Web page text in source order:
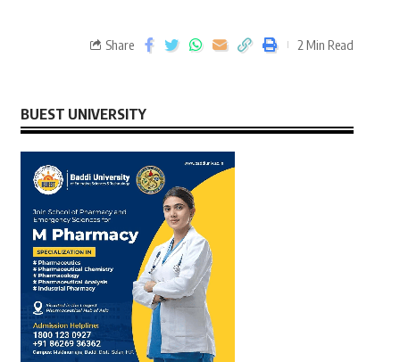
Share 2 Min Read
BUEST UNIVERSITY